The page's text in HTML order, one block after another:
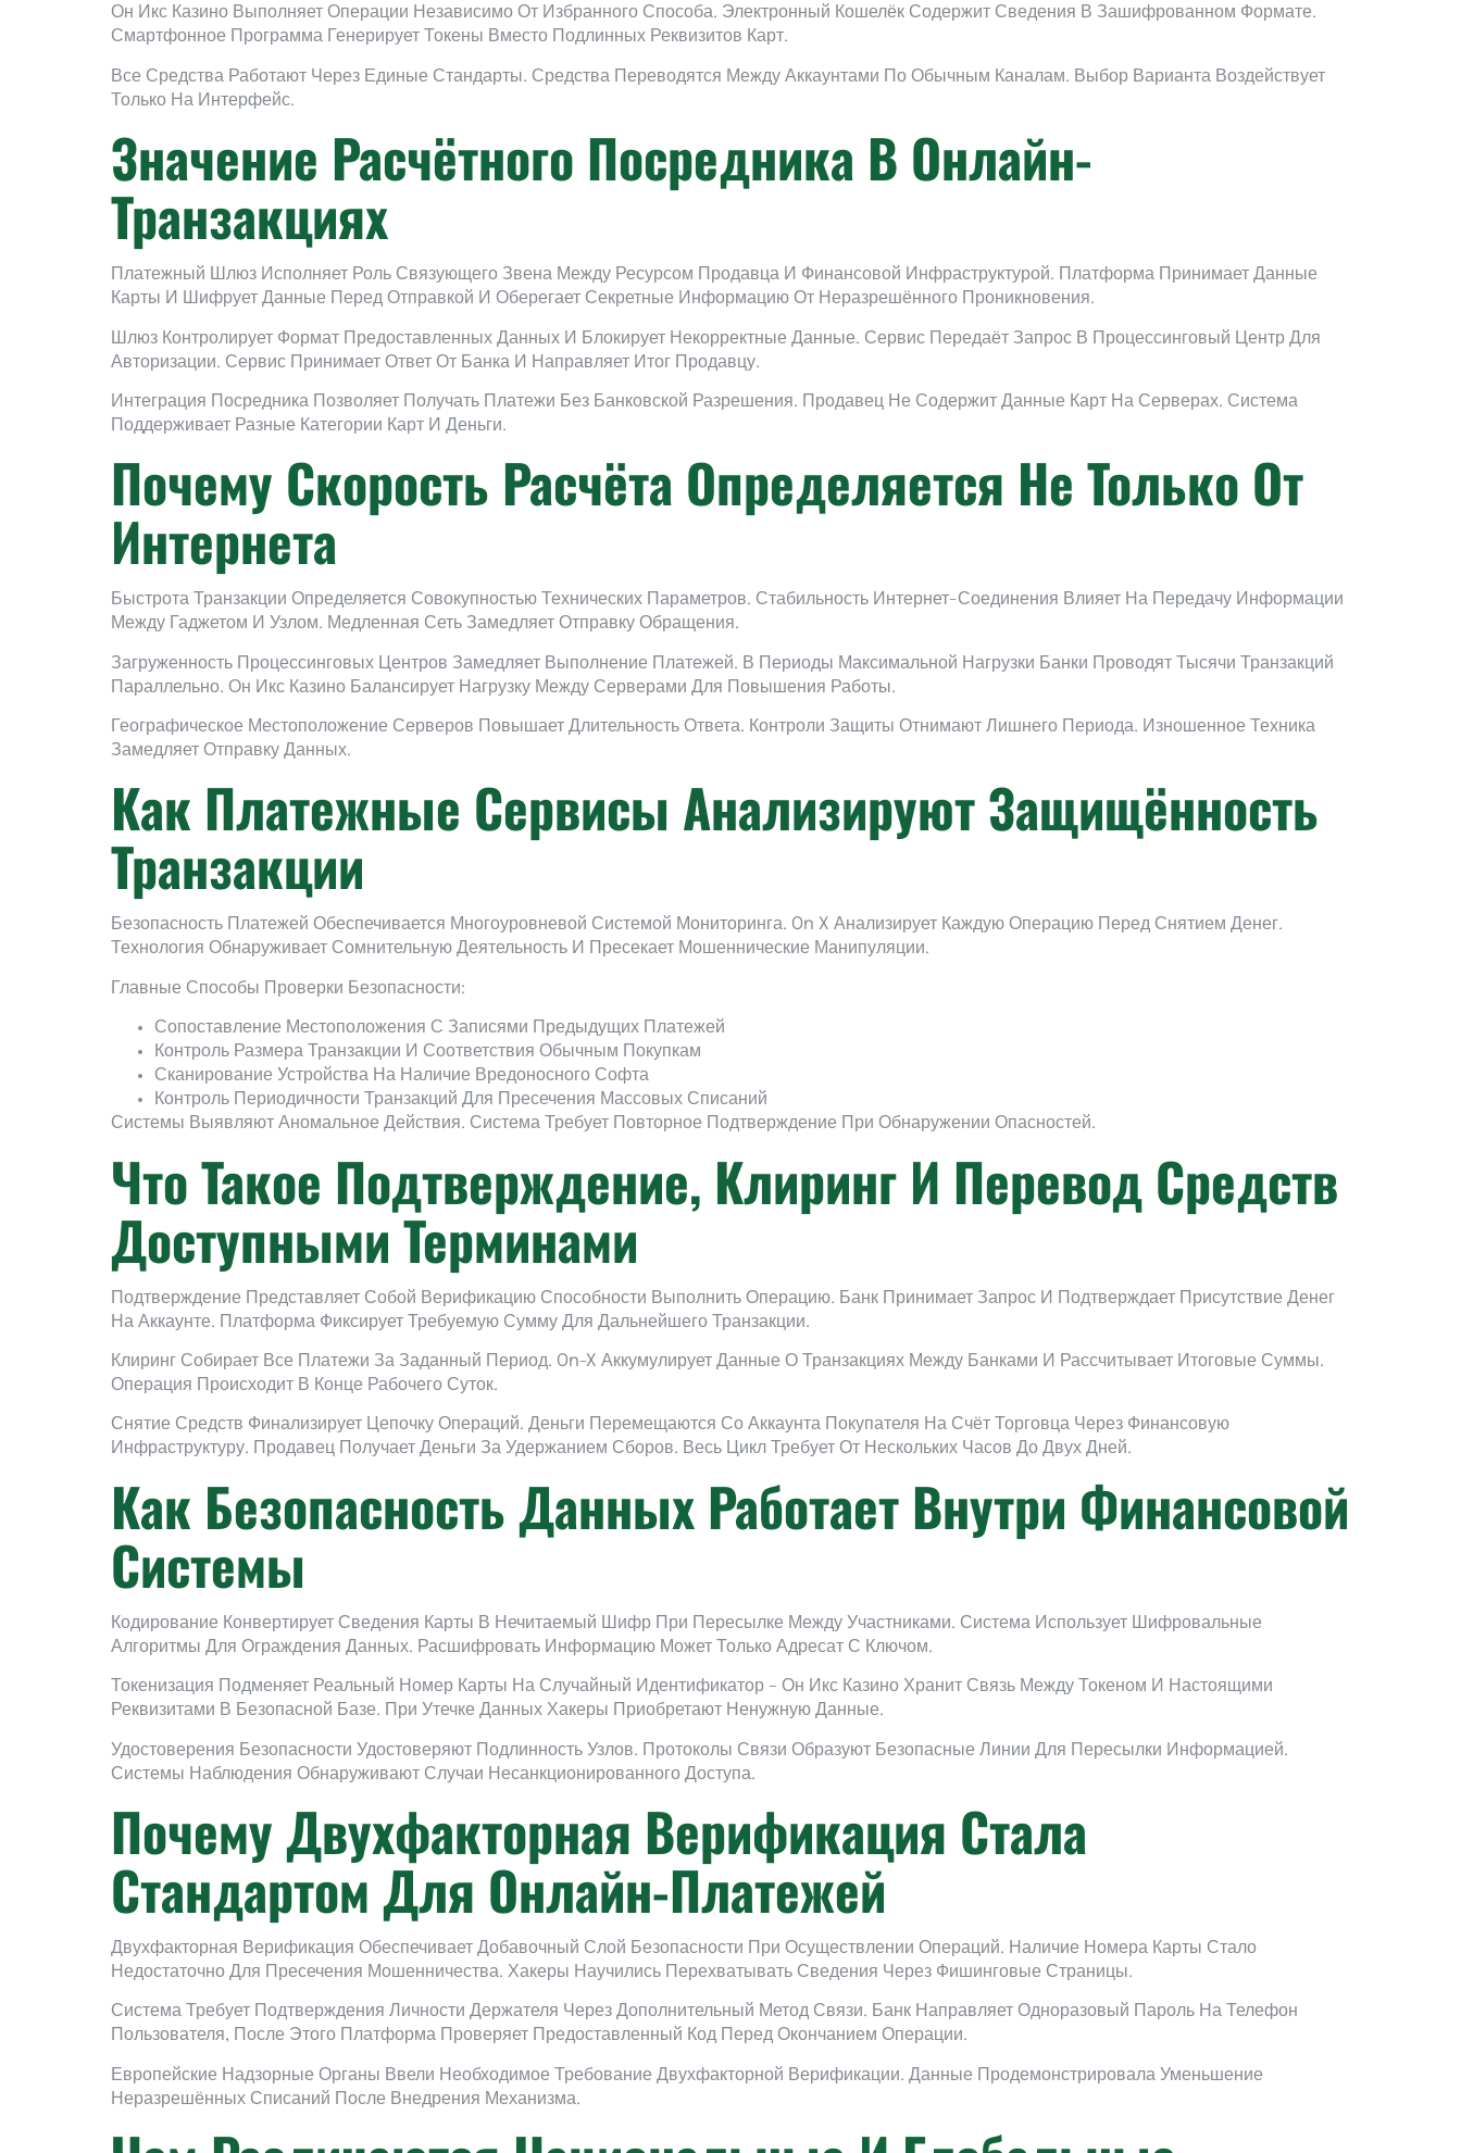
Он Икс Казино Выполняет Операции Независимо От Избранного Способа. Электронный Кошелёк Содержит Сведения В Зашифрованном Формате.
Смартфонное Программа Генерирует Токены Вместо Подлинных Реквизитов Карт.
Все Средства Работают Через Единые Стандарты. Средства Переводятся Между Аккаунтами По Обычным Каналам. Выбор Варианта Воздействует
Только На Интерфейс.
Значение Расчётного Посредника В Онлайн-
Транзакциях
Платежный Шлюз Исполняет Роль Связующего Звена Между Ресурсом Продавца И Финансовой Инфраструктурой. Платформа Принимает Данные
Карты И Шифрует Данные Перед Отправкой И Оберегает Секретные Информацию От Неразрешённого Проникновения.
Шлюз Контролирует Формат Предоставленных Данных И Блокирует Некорректные Данные. Сервис Передаёт Запрос В Процессинговый Центр Для
Авторизации. Сервис Принимает Ответ От Банка И Направляет Итог Продавцу.
Интеграция Посредника Позволяет Получать Платежи Без Банковской Разрешения. Продавец Не Содержит Данные Карт На Серверах. Система
Поддерживает Разные Категории Карт И Деньги.
Почему Скорость Расчёта Определяется Не Только От
Интернета
Быстрота Транзакции Определяется Совокупностью Технических Параметров. Стабильность Интернет-Соединения Влияет На Передачу Информации
Между Гаджетом И Узлом. Медленная Сеть Замедляет Отправку Обращения.
Загруженность Процессинговых Центров Замедляет Выполнение Платежей. В Периоды Максимальной Нагрузки Банки Проводят Тысячи Транзакций
Параллельно. Он Икс Казино Балансирует Нагрузку Между Серверами Для Повышения Работы.
Географическое Местоположение Серверов Повышает Длительность Ответа. Контроли Защиты Отнимают Лишнего Периода. Изношенное Техника
Замедляет Отправку Данных.
Как Платежные Сервисы Анализируют Защищённость
Транзакции
Безопасность Платежей Обеспечивается Многоуровневой Системой Мониторинга. On X Анализирует Каждую Операцию Перед Снятием Денег.
Технология Обнаруживает Сомнительную Деятельность И Пресекает Мошеннические Манипуляции.
Главные Способы Проверки Безопасности:
Сопоставление Местоположения С Записями Предыдущих Платежей
Контроль Размера Транзакции И Соответствия Обычным Покупкам
Сканирование Устройства На Наличие Вредоносного Софта
Контроль Периодичности Транзакций Для Пресечения Массовых Списаний
Системы Выявляют Аномальное Действия. Система Требует Повторное Подтверждение При Обнаружении Опасностей.
Что Такое Подтверждение, Клиринг И Перевод Средств
Доступными Терминами
Подтверждение Представляет Собой Верификацию Способности Выполнить Операцию. Банк Принимает Запрос И Подтверждает Присутствие Денег
На Аккаунте. Платформа Фиксирует Требуемую Сумму Для Дальнейшего Транзакции.
Клиринг Собирает Все Платежи За Заданный Период. On-X Аккумулирует Данные О Транзакциях Между Банками И Рассчитывает Итоговые Суммы.
Операция Происходит В Конце Рабочего Суток.
Снятие Средств Финализирует Цепочку Операций. Деньги Перемещаются Со Аккаунта Покупателя На Счёт Торговца Через Финансовую
Инфраструктуру. Продавец Получает Деньги За Удержанием Сборов. Весь Цикл Требует От Нескольких Часов До Двух Дней.
Как Безопасность Данных Работает Внутри Финансовой
Системы
Кодирование Конвертирует Сведения Карты В Нечитаемый Шифр При Пересылке Между Участниками. Система Использует Шифровальные
Алгоритмы Для Ограждения Данных. Расшифровать Информацию Может Только Адресат С Ключом.
Токенизация Подменяет Реальный Номер Карты На Случайный Идентификатор – Он Икс Казино Хранит Связь Между Токеном И Настоящими
Реквизитами В Безопасной Базе. При Утечке Данных Хакеры Приобретают Ненужную Данные.
Удостоверения Безопасности Удостоверяют Подлинность Узлов. Протоколы Связи Образуют Безопасные Линии Для Пересылки Информацией.
Системы Наблюдения Обнаруживают Случаи Несанкционированного Доступа.
Почему Двухфакторная Верификация Стала
Стандартом Для Онлайн-Платежей
Двухфакторная Верификация Обеспечивает Добавочный Слой Безопасности При Осуществлении Операций. Наличие Номера Карты Стало
Недостаточно Для Пресечения Мошенничества. Хакеры Научились Перехватывать Сведения Через Фишинговые Страницы.
Система Требует Подтверждения Личности Держателя Через Дополнительный Метод Связи. Банк Направляет Одноразовый Пароль На Телефон
Пользователя, После Этого Платформа Проверяет Предоставленный Код Перед Окончанием Операции.
Европейские Надзорные Органы Ввели Необходимое Требование Двухфакторной Верификации. Данные Продемонстрировала Уменьшение
Неразрешённых Списаний После Внедрения Механизма.